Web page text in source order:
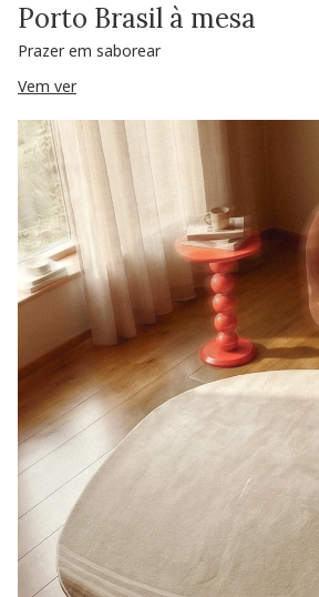
Porto Brasil à mesa
Prazer em saborear
Vem ver